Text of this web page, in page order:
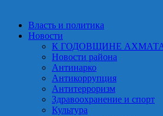
Власть и политика
Новости
К ГОДОВЩИНЕ
Новости района
Антинарко
Антикоррупция
Антитерроризм
Здравоохранение и спорт
Культура